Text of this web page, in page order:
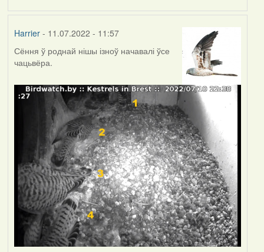
Harrier- 11.07.2022 - 11:57
Сёння ў роднай нішы ізноў начавалі ўсе
чацьвёра.